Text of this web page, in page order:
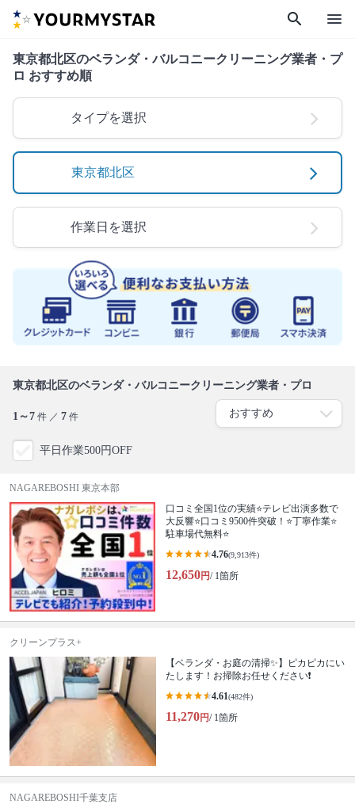
search menu
東京都北区のベランダ・バルコニークリーニング業者・プ
ロ おすすめ順
タイプを選択
東京都北区
作業日を選択
東京都北区のベランダ・バルコニークリーニング業者・プロ
1～7 件 ／ 7 件
平日作業500円OFF
NAGAREBOSHI 東京本部
口コミ全国1位の実績⭐テレビ出演多数で
大反響⭐口コミ9500件突破！⭐丁寧作業⭐
駐車場代無料⭐
4.76(9,913件)
12,650円/ 1箇所
クリーンプラス+
【ベランダ・お庭の清掃✨】ピカピカにい
たします！お掃除お任せください❗️
4.61(482件)
11,270円/ 1箇所
NAGAREBOSHI千葉支店